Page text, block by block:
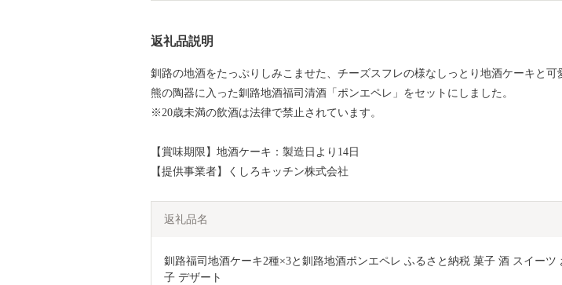
返礼品説明
釧路の地酒をたっぷりしみこませた、チーズスフレの様なしっとり地酒ケーキと可
熊の陶器に入った釧路地酒福司清酒「ポンエペレ」をセットにしました。
※20歳未満の飲酒は法律で禁止されています。
【賞味期限】地酒ケーキ：製造日より14日
【提供事業者】くしろキッチン株式会社
返礼品名
釧路福司地酒ケーキ2種×3と釧路地酒ポンエペレ ふるさと納税 菓子 酒 スイーツ
子 デザート